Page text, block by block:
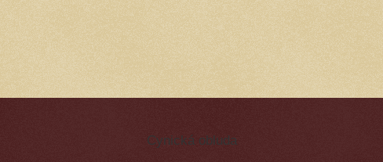
Cynická obluda